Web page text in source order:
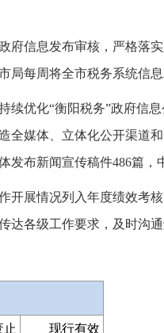
府信息发布审核，严格落
局每周将全市税务系统信
续优化“衡阳税务”政府信
媒体、立体化公开渠道
布新闻宣传稿件486篇，
开展情况列入年度绩效考
达各级工作要求，及时沟
止
现行有效